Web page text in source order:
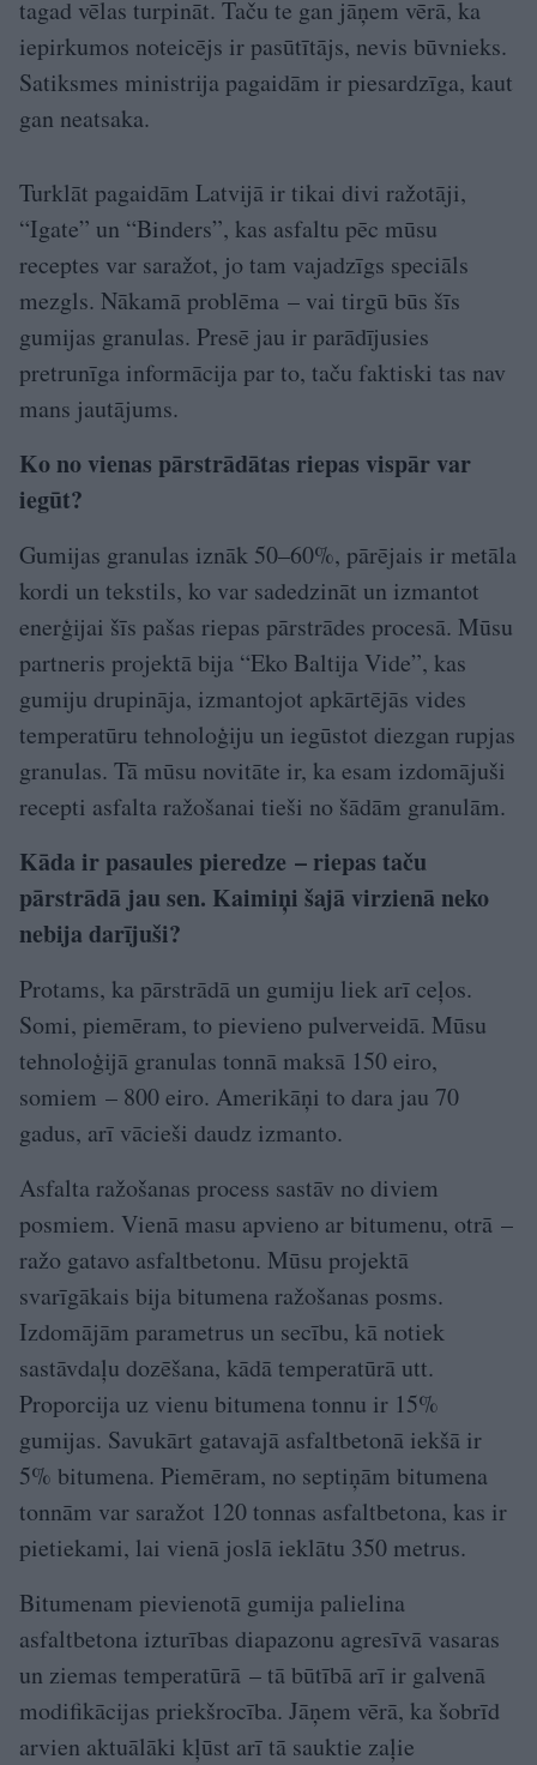
tagad vēlas turpināt. Taču te gan jāņem vērā, ka
iepirkumos noteicējs ir pasūtītājs, nevis būvnieks.
Satiksmes ministrija pagaidām ir piesardzīga, kaut
gan neatsaka.
Turklāt pagaidām Latvijā ir tikai divi ražotāji,
“Igate” un “Binders”, kas asfaltu pēc mūsu
receptes var saražot, jo tam vajadzīgs speciāls
mezgls. Nākamā problēma – vai tirgū būs šīs
gumijas granulas. Presē jau ir parādījusies
pretrunīga informācija par to, taču faktiski tas nav
mans jautājums.
Ko no vienas pārstrādātas riepas vispār var
iegūt?
Gumijas granulas iznāk 50–60%, pārējais ir metāla
kordi un tekstils, ko var sadedzināt un izmantot
enerģijai šīs pašas riepas pārstrādes procesā. Mūsu
partneris projektā bija “Eko Baltija Vide”, kas
gumiju drupināja, izmantojot apkārtējās vides
temperatūru tehnoloģiju un iegūstot diezgan rupjas
granulas. Tā mūsu novitāte ir, ka esam izdomājuši
recepti asfalta ražošanai tieši no šādām granulām.
Kāda ir pasaules pieredze – riepas taču
pārstrādā jau sen. Kaimiņi šajā virzienā neko
nebija darījuši?
Protams, ka pārstrādā un gumiju liek arī ceļos.
Somi, piemēram, to pievieno pulverveidā. Mūsu
tehnoloģijā granulas tonnā maksā 150 eiro,
somiem – 800 eiro. Amerikāņi to dara jau 70
gadus, arī vācieši daudz izmanto.
Asfalta ražošanas process sastāv no diviem
posmiem. Vienā masu apvieno ar bitumenu, otrā –
ražo gatavo asfaltbetonu. Mūsu projektā
svarīgākais bija bitumena ražošanas posms.
Izdomājām parametrus un secību, kā notiek
sastāvdaļu dozēšana, kādā temperatūrā utt.
Proporcija uz vienu bitumena tonnu ir 15%
gumijas. Savukārt gatavajā asfaltbetonā iekšā ir
5% bitumena. Piemēram, no septiņām bitumena
tonnām var saražot 120 tonnas asfaltbetona, kas ir
pietiekami, lai vienā joslā ieklātu 350 metrus.
Bitumenam pievienotā gumija palielina
asfaltbetona izturības diapazonu agresīvā vasaras
un ziemas temperatūrā – tā būtībā arī ir galvenā
modifikācijas priekšrocība. Jāņem vērā, ka šobrīd
arvien aktuālāki kļūst arī tā sauktie zaļie